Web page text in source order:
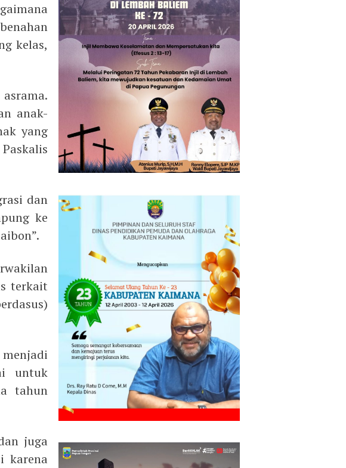
kelas,
anak-
yang
dan
ke
terkait
untuk
tahun
juga
karena